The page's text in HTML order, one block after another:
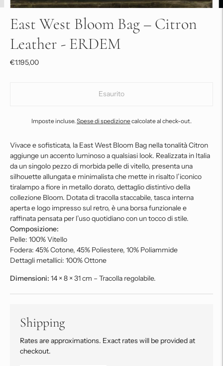
East West Bloom Bag – Citron
Leather - ERDEM
€1.195,00
Esaurito
Imposte incluse. Spese di spedizionecalcolate al check-out.
Vivace e sofisticata, la East West Bloom Bag nella tonalità Citron
aggiunge un accento luminoso a qualsiasi look. Realizzata in Italia
da un singolo pezzo di morbida pelle di vitello, presenta una
silhouette allungata e minimalista che mette in risalto l’iconico
tiralampo a fiore in metallo dorato, dettaglio distintivo della
collezione Bloom. Dotata di tracolla staccabile, tasca interna
aperta e logo impresso sul retro, è una borsa funzionale e
raffinata pensata per l’uso quotidiano con un tocco di stile.
Composizione:
Pelle: 100% Vitello
Fodera: 45% Cotone, 45% Poliestere, 10% Poliammide
Dettagli metallici: 100% Ottone
Dimensioni: 14 × 8 × 31 cm – Tracolla regolabile.
Shipping
Rates are approximations. Exact rates will be provided at
checkout.